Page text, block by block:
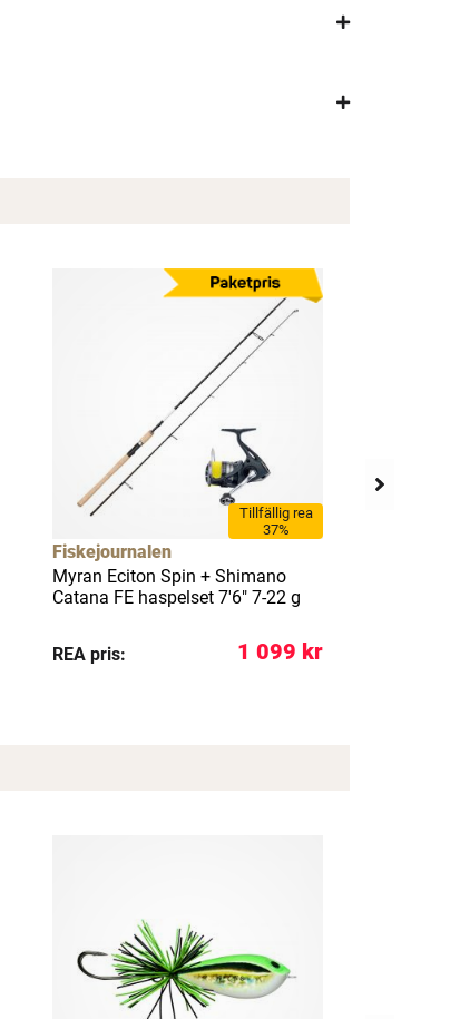
Tillfällig rea
37%
Fiskejournalen
Myran Eciton Spin + Shimano
Catana FE haspelset 7'6" 7-22 g
REA pris: 1 099 kr